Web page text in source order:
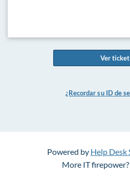
Ver ticket
¿Recordar su ID de
Powered by Help Desk
More IT